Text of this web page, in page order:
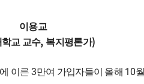
이용교
교 교수, 복지평론가)
이른 3만여 가입자들이 올해 10월